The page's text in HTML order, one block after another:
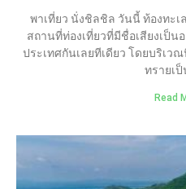
พาเที่ยว นั่งชิลชิล วันนี้ ท้องทะเ
สถานที่ท่องเที่ยวที่มีชื่อเสียงเป็น
ประเทศกันเลยทีเดียว โดยบริเว
ทรายเ
Read